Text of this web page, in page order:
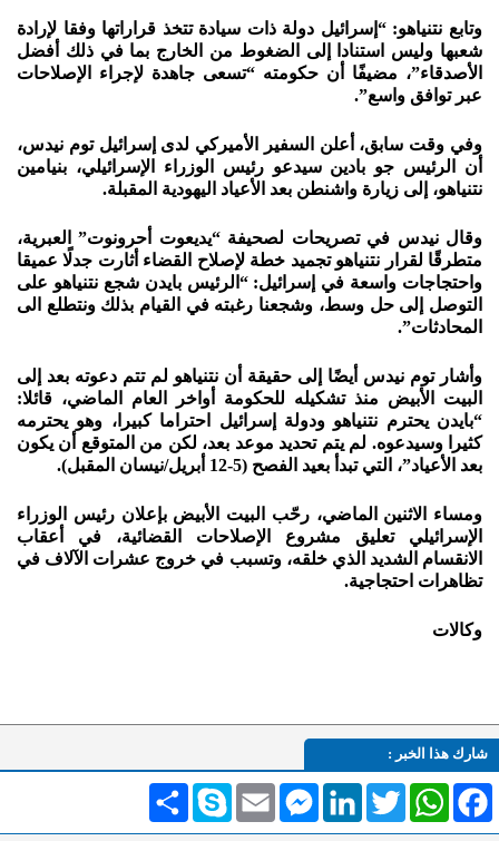
وتابع نتنياهو: “إسرائيل دولة ذات سيادة تتخذ قراراتها وفقا لإرادة
شعبها وليس استنادا إلى الضغوط من الخارج بما في ذلك أفضل
الأصدقاء”، مضيفًا أن حكومته “تسعى جاهدة لإجراء الإصلاحات
عبر توافق واسع”.
وفي وقت سابق، أعلن السفير الأميركي لدى إسرائيل توم نيدس،
أن الرئيس جو بادين سيدعو رئيس الوزراء الإسرائيلي، بنيامين
نتنياهو، إلى زيارة واشنطن بعد الأعياد اليهودية المقبلة.
وقال نيدس في تصريحات لصحيفة “يديعوت أحرونوت” العبرية،
متطرقًا لقرار نتنياهو تجميد خطة لإصلاح القضاء أثارت جدلًا عميقا
واحتجاجات واسعة في إسرائيل: “الرئيس بايدن شجع نتنياهو على
التوصل إلى حل وسط، وشجعنا رغبته في القيام بذلك ونتطلع الى
المحادثات”.
وأشار توم نيدس أيضًا إلى حقيقة أن نتنياهو لم تتم دعوته بعد إلى
البيت الأبيض منذ تشكيله للحكومة أواخر العام الماضي، قائلا:
“بايدن يحترم نتنياهو ودولة إسرائيل احتراما كبيرا، وهو يحترمه
كثيرا وسيدعوه. لم يتم تحديد موعد بعد، لكن من المتوقع أن يكون
بعد الأعياد”، التي تبدأ بعيد الفصح (5-12 أبريل/نيسان المقبل).
ومساء الاثنين الماضي، رحّب البيت الأبيض بإعلان رئيس الوزراء
الإسرائيلي تعليق مشروع الإصلاحات القضائية، في أعقاب
الانقسام الشديد الذي خلقه، وتسبب في خروج عشرات الآلاف في
تظاهرات احتجاجية.
وكالات
شارك هذا الخبر :
انشر Skype Email
MessengerLinkedInTwitterWhatsAppFacebook